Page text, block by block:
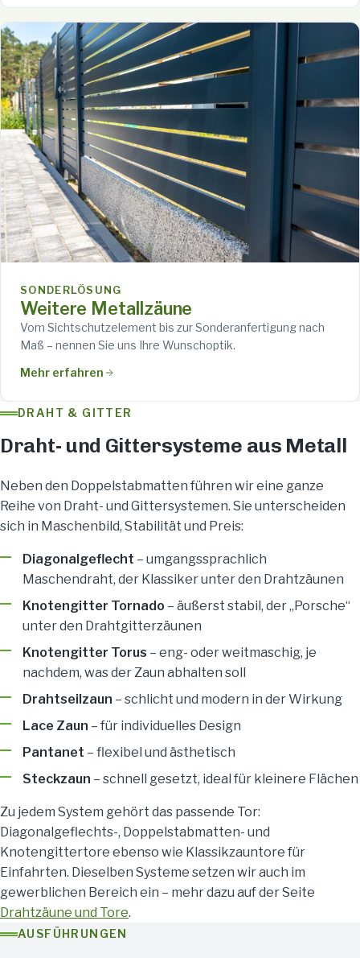
SONDERLÖSUNG
Weitere Metallzäune
Vom Sichtschutzelement bis zur Sonderanfertigung nach
Maß – nennen Sie uns Ihre Wunschoptik.
Mehr erfahren
DRAHT & GITTER
Draht- und Gittersysteme aus Metall
Neben den Doppelstabmatten führen wir eine ganze
Reihe von Draht- und Gittersystemen. Sie unterscheiden
sich in Maschenbild, Stabilität und Preis:
Diagonalgeflecht – umgangssprachlich
Maschendraht, der Klassiker unter den Drahtzäunen
Knotengitter Tornado – äußerst stabil, der „Porsche“
unter den Drahtgitterzäunen
Knotengitter Torus – eng- oder weitmaschig, je
nachdem, was der Zaun abhalten soll
Drahtseilzaun – schlicht und modern in der Wirkung
Lace Zaun – für individuelles Design
Pantanet – flexibel und ästhetisch
Steckzaun – schnell gesetzt, ideal für kleinere Flächen
Zu jedem System gehört das passende Tor:
Diagonalgeflechts-, Doppelstabmatten- und
Knotengittertore ebenso wie Klassikzauntore für
Einfahrten. Dieselben Systeme setzen wir auch im
gewerblichen Bereich ein – mehr dazu auf der Seite
Drahtzäune und Tore.
AUSFÜHRUNGEN